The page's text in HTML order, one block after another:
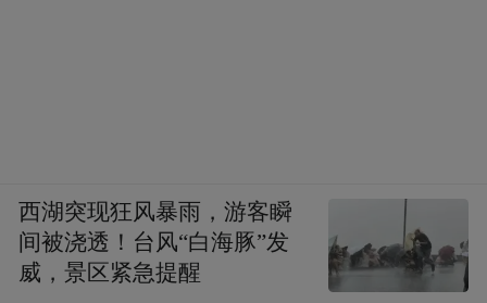
西湖突现狂风暴雨，游客瞬
间被浇透！台风“白海豚”发
威，景区紧急提醒